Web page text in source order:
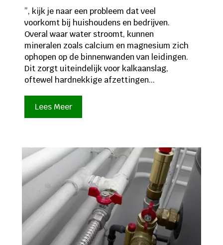
”, kijk je naar een probleem dat veel
voorkomt bij huishoudens en bedrijven.
Overal waar water stroomt, kunnen
mineralen zoals calcium en magnesium zich
ophopen op de binnenwanden van leidingen.
Dit zorgt uiteindelijk voor kalkaanslag,
oftewel hardnekkige afzettingen...
Lees Meer